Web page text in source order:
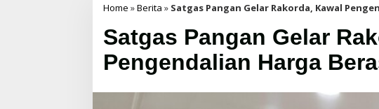
Home »Berita » Satgas Pangan Gelar Rakorda, Kawal
Satgas Pangan Gelar
Pengendalian Harga